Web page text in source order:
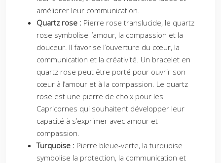
améliorer leur communication.
Quartz rose : Pierre rose translucide, le quartz
rose symbolise l’amour, la compassion et la
douceur. Il favorise l’ouverture du cœur, la
communication et la créativité. Un bracelet en
quartz rose peut être porté pour ouvrir son
cœur à l’amour et à la compassion. Le quartz
rose est une pierre de choix pour les
Capricornes qui souhaitent développer leur
capacité à s’exprimer avec amour et
compassion.
Turquoise : Pierre bleue-verte, la turquoise
symbolise la protection, la communication et